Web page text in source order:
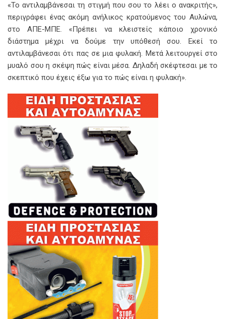
«Το αντιλαμβάνεσαι τη στιγμή που σου το λέει ο ανακριτής»,
περιγράφει ένας ακόμη ανήλικος κρατούμενος του Αυλώνα,
στο ΑΠΕ-ΜΠΕ. «Πρέπει να κλειστείς κάποιο χρονικό
διάστημα μέχρι να δούμε την υπόθεσή σου. Εκεί το
αντιλαμβάνεσαι ότι πας σε μια φυλακή. Μετά λειτουργεί στο
μυαλό σου η σκέψη πώς είναι μέσα. Δηλαδή σκέφτεσαι με το
σκεπτικό που έχεις έξω για το πώς είναι η φυλακή».